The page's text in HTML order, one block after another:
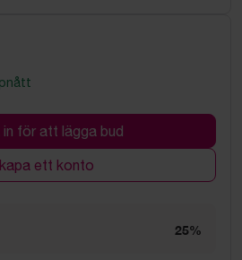
in för att lägga bud
ett konto
25%